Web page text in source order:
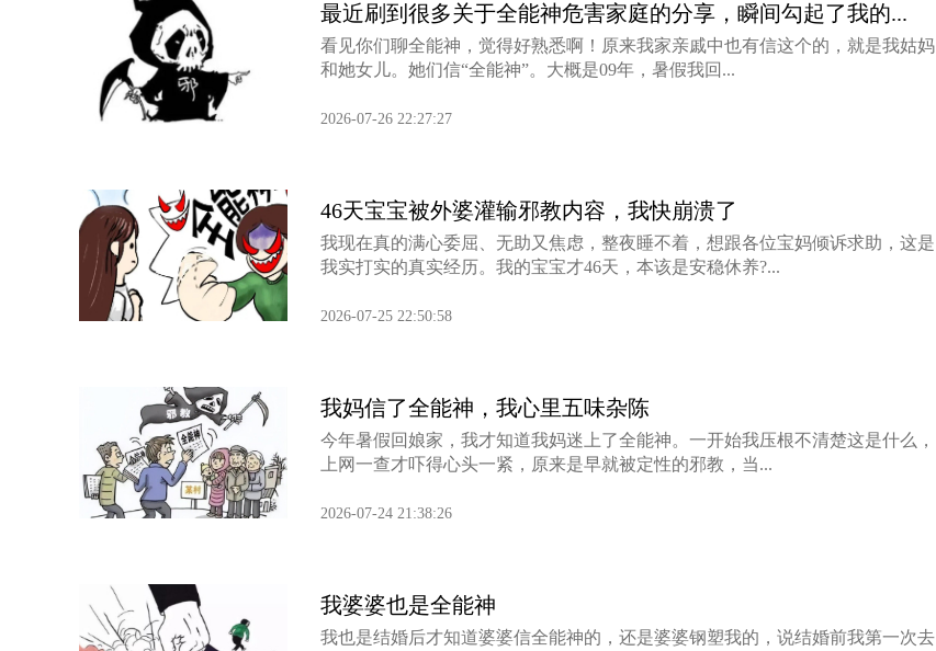
最近刷到很多关于全能神危害家庭的分享，瞬间勾起了我的...
看见你们聊全能神，觉得好熟悉啊！原来我家亲戚中也有信这个的，就是我姑妈
和她女儿。她们信“全能神”。大概是09年，暑假我回...
2026-07-26 22:27:27
46天宝宝被外婆灌输邪教内容，我快崩溃了
我现在真的满心委屈、无助又焦虑，整夜睡不着，想跟各位宝妈倾诉求助，这是
我实打实的真实经历。我的宝宝才46天，本该是安稳休养?...
2026-07-25 22:50:58
我妈信了全能神，我心里五味杂陈
今年暑假回娘家，我才知道我妈迷上了全能神。一开始我压根不清楚这是什么，
上网一查才吓得心头一紧，原来是早就被定性的邪教，当...
2026-07-24 21:38:26
我婆婆也是全能神
我也是结婚后才知道婆婆信全能神的，还是婆婆钢塑我的，说结婚前我第一次去